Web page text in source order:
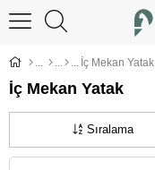
İç Mekan Yatak
İç Mekan Yatak
Sıralama